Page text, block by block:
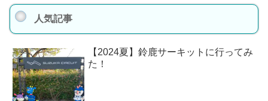
人気記事
【2024夏】鈴鹿サーキットに行ってみ
た！